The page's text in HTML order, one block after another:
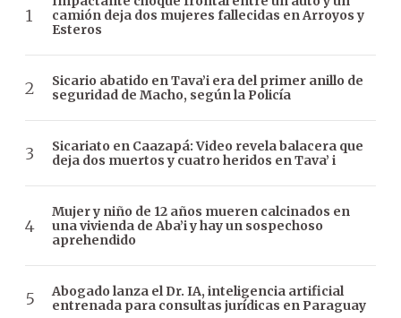
camión deja dos mujeres fallecidas en Arroyos y
Esteros
Sicario abatido en Tava’i era del primer anillo de
seguridad de Macho, según la Policía
Sicariato en Caazapá: Video revela balacera que
deja dos muertos y cuatro heridos en Tava’ i
Mujer y niño de 12 años mueren calcinados en
una vivienda de Aba’i y hay un sospechoso
aprehendido
Abogado lanza el Dr. IA, inteligencia artificial
entrenada para consultas jurídicas en Paraguay